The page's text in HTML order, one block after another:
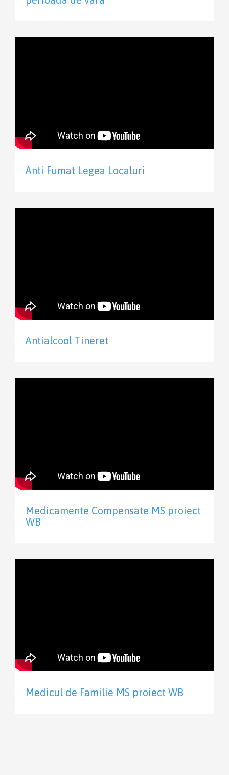
Anti Fumat Legea Localuri
Antialcool Tineret
Medicamente Compensate MS proiect
WB
Medicul de Familie MS proiect WB